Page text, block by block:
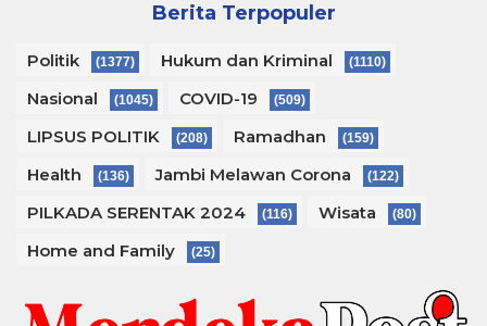
Berita Terpopuler
Politik (1377) Hukum dan Kriminal (1110)
Nasional (1045) COVID-19 (509)
LIPSUS POLITIK (208) Ramadhan (159)
Health (136) Jambi Melawan Corona (122)
PILKADA SERENTAK 2024 (116) Wisata (80)
Home and Family (25)